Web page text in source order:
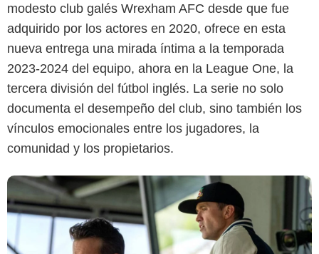
modesto club galés Wrexham AFC desde que fue
adquirido por los actores en 2020, ofrece en esta
nueva entrega una mirada íntima a la temporada
2023-2024 del equipo, ahora en la League One, la
tercera división del fútbol inglés. La serie no solo
documenta el desempeño del club, sino también los
vínculos emocionales entre los jugadores, la
comunidad y los propietarios.